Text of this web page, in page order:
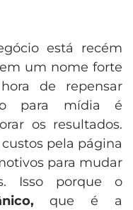
está recém
um nome forte
de repensar
para mídia é
os resultados.
pela página
para mudar
Isso porque o
que é a